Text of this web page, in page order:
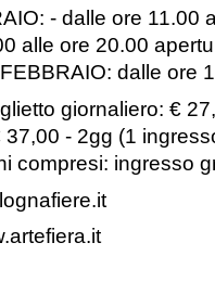
- dalle ore 11.00
alle ore 20.00
dalle ore
giornaliero: €
- 2gg (1
compresi: ingresso